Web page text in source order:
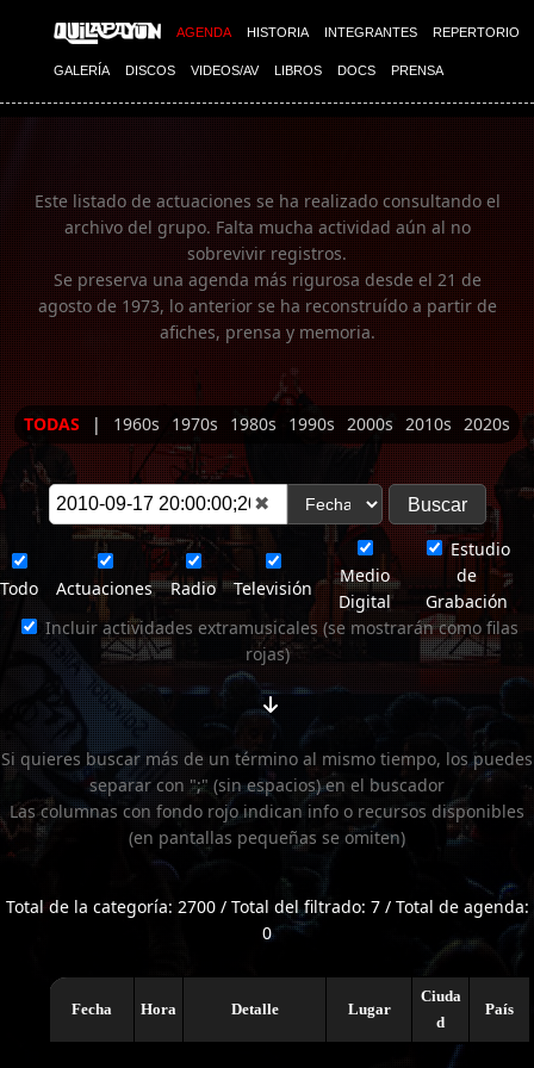
AGENDA HISTORIA INTEGRANTES REPERTORIO
GALERÍA DISCOS VIDEOS/AV LIBROS DOCS PRENSA
Imagen 01
Este listado de actuaciones se ha realizado consultando el
archivo del grupo. Falta mucha actividad aún al no
sobrevivir registros.
Se preserva una agenda más rigurosa desde el 21 de
agosto de 1973, lo anterior se ha reconstruído a partir de
afiches, prensa y memoria.
TODAS | 1960s 1970s 1980s 1990s 2000s 2010s 2020s
✖
Todo Actuaciones Radio Televisión
Medio
Digital
Estudio
de
Grabación
Incluir actividades extramusicales (se mostrarán como filas
rojas)
Si quieres buscar más de un término al mismo tiempo, los puedes
separar con ";" (sin espacios) en el buscador
Las columnas con fondo rojo indican info o recursos disponibles
(en pantallas pequeñas se omiten)
Total de la categoría: 2700 / Total del filtrado: 7 / Total de agenda:
0
Fecha Hora Detalle Lugar
Ciuda
d
País